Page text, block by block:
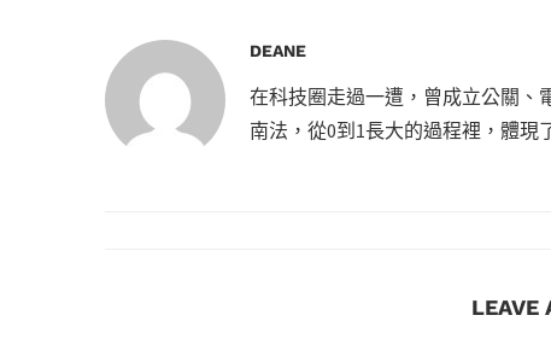
DEANE
在科技圈走過一遭，曾成立公關、
南法，從0到1長大的過程裡，體現
LEAVE